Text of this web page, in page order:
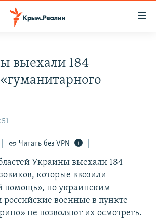
КРЫМА. 11 ИСТОРИЙ СОПРОТИВЛЕНИЯ
выехали 184
Читать без VPN
Украины выехали 184
которые ввозили
помощь», но украинским
военные в пункте
не позволяют их осмотреть.